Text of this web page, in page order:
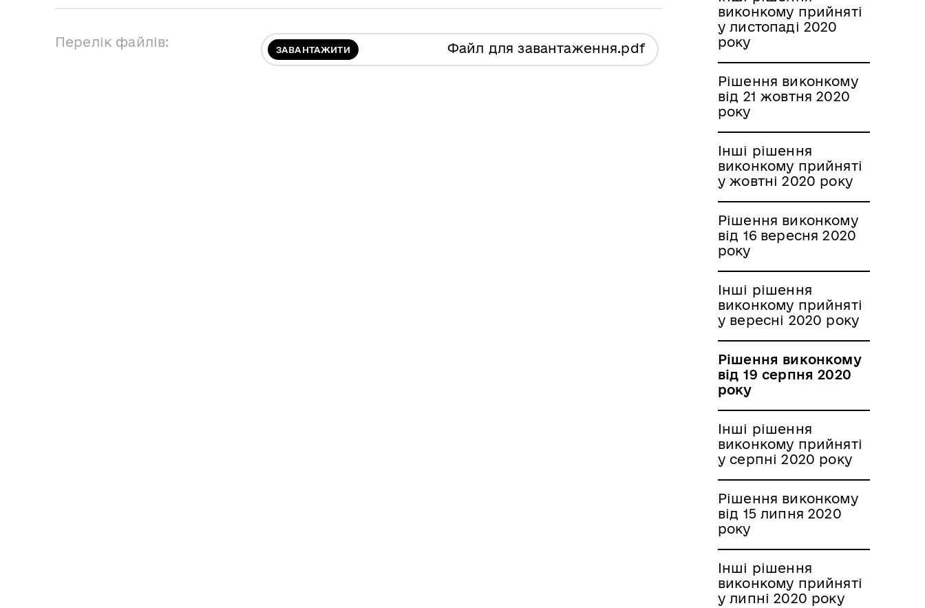
Перелік файлів: ЗАВАНТАЖИТИ Файл для завантаження.pdf
виконкому прийняті
у листопаді 2020
року
Рішення виконкому
від 21 жовтня 2020
року
Інші рішення
виконкому прийняті
у жовтні 2020 року
Рішення виконкому
від 16 вересня 2020
року
Інші рішення
виконкому прийняті
у вересні 2020 року
Рішення виконкому
від 19 серпня 2020
року
Інші рішення
виконкому прийняті
у серпні 2020 року
Рішення виконкому
від 15 липня 2020
року
Інші рішення
виконкому прийняті
у липні 2020 року